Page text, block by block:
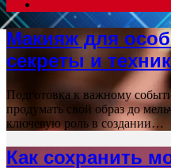
Макияж для
секреты и
Подготовка к важному
продумать свой образ до
ключевую роль в создании…
Как сохранить